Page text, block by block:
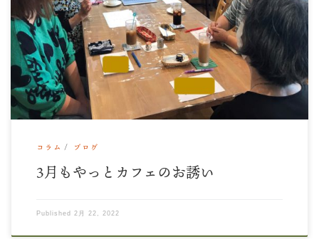
2月も終盤 春の陽射しが、待ち遠しいですね。 次回の「もやっ
とカフェ」のお誘いです。 3月17日（木 […]
コラム ブログ
3月もやっとカフェのお誘い
Published 2月 22, 2022